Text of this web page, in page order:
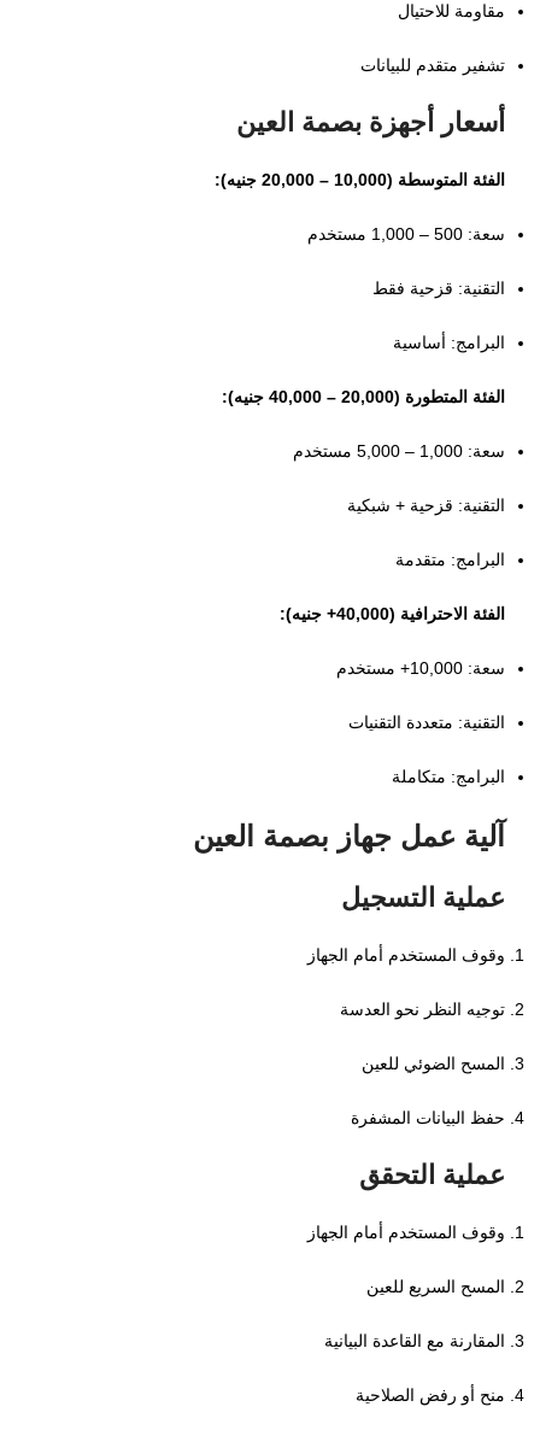
مقاومة للاحتيال
تشفير متقدم للبيانات
أسعار أجهزة بصمة العين
الفئة المتوسطة (10,000 – 20,000 جنيه):
سعة: 500 – 1,000 مستخدم
التقنية: قزحية فقط
البرامج: أساسية
الفئة المتطورة (20,000 – 40,000 جنيه):
سعة: 1,000 – 5,000 مستخدم
التقنية: قزحية + شبكية
البرامج: متقدمة
الفئة الاحترافية (40,000+ جنيه):
سعة: 10,000+ مستخدم
التقنية: متعددة التقنيات
البرامج: متكاملة
آلية عمل جهاز بصمة العين
عملية التسجيل
وقوف المستخدم أمام الجهاز
توجيه النظر نحو العدسة
المسح الضوئي للعين
حفظ البيانات المشفرة
عملية التحقق
وقوف المستخدم أمام الجهاز
المسح السريع للعين
المقارنة مع القاعدة البيانية
منح أو رفض الصلاحية